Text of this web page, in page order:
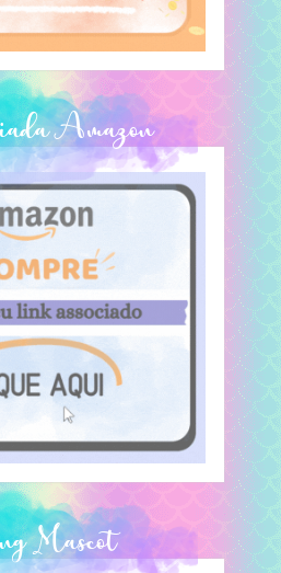
Amazon
Mascot